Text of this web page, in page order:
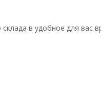
в удобное для вас